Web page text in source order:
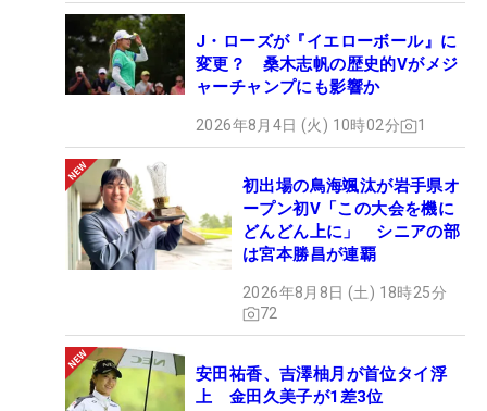
J・ローズが『イエローボール』に
変更？ 桑木志帆の歴史的Vがメジ
ャーチャンプにも影響か
2026年8月4日 (火) 10時02分 1
初出場の鳥海颯汰が岩手県オ
ープン初V「この大会を機に
どんどん上に」 シニアの部
は宮本勝昌が連覇
2026年8月8日 (土) 18時25分
72
安田祐香、吉澤柚月が首位タイ浮
上 金田久美子が1差3位